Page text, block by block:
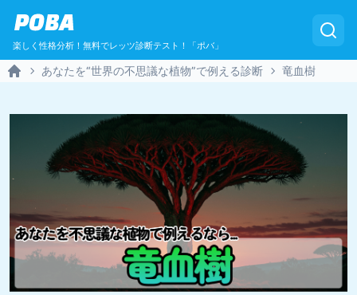
POBA
楽しく性格分析！無料でレッツ診断テスト！「ポバ」
あなたを“世界の不思議な植物”で例える診断 竜血樹